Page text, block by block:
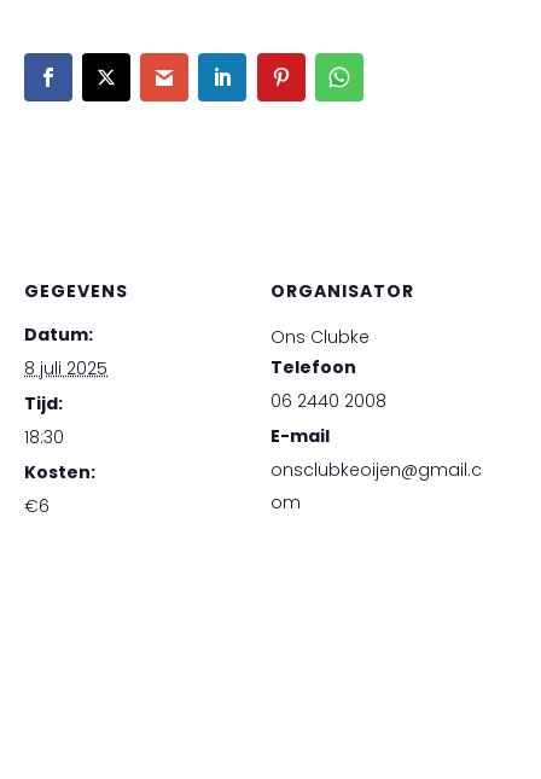
GEGEVENS
Datum:
8 juli 2025
Tijd:
18:30
Kosten:
€6
ORGANISATOR
Ons Clubke
Telefoon
06 2440 2008
E-mail
onsclubkeoijen@gmail.c
om